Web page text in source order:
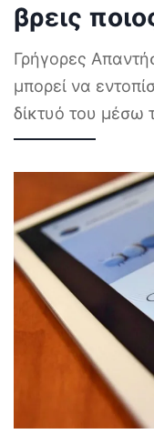
βρεις
Γρήγορες
μπορεί να
δίκτυό του μέσω